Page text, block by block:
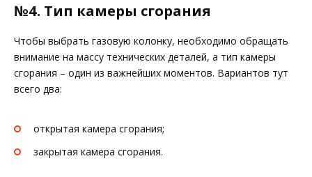
№4. Тип камеры сгорания
Чтобы выбрать газовую колонку, необходимо обращать
внимание на массу технических деталей, а тип камеры
сгорания – один из важнейших моментов. Вариантов тут
всего два:
открытая камера сгорания;
закрытая камера сгорания.